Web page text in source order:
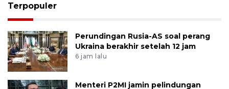
Terpopuler
Perundingan Rusia-AS soal perang
Ukraina berakhir setelah 12 jam
6 jam lalu
Menteri P2MI jamin pelindungan